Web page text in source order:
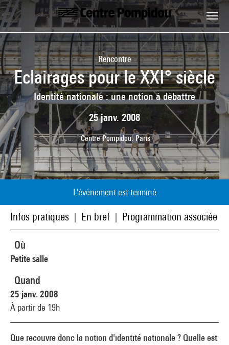
Aller au contenu principal
Centre Pompidou
Rencontre
Eclairages pour le XXI° siècle
Identité nationale : une notion à débattre
25 janv. 2008
Centre Pompidou, Paris
L'événement est terminé
Infos pratiques En bref Programmation associée
Que recouvre donc la notion d'identité nationale ? Quelle est
Où
Petite salle
Quand
25 janv. 2008
À partir de 19h